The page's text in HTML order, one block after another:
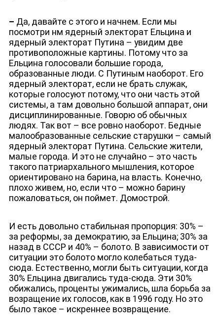
– Да, давайте с этого и начнем. Если мы
посмотри нм ядерный электорат Ельцина и
ядерный электорат Путина – увидим две
противоположные картины. Потому что за
Ельцина голосовали большие города,
образованные люди. С Путиным наоборот. Его
ядерный электорат, если не брать служак,
которые голосуют потому, что они часть этой
системы, а там довольно большой аппарат, они
дисциплинированные. Говорю об обычных
людях. Так вот – все ровно наоборот. Бедные
малообразованные сельские старушки – самый
ядерный электорат Путина. Сельские жители,
малые города. И это не случайно – это часть
такого патриархального мышления, которое
ориентировано на барина, на власть. Конечно,
плохо живем, но, если что – можно барину
пожаловаться, он поймет. Домострой.
И есть довольно стабильная пропорция: 30% –
за реформы, за демократию, за Ельцина; 30% за
назад в СССР и 40% – болото. В зависимости от
ситуации это болото могло колебаться туда-
сюда. Естественно, могли быть ситуации, когда
30% Ельцина двигались туда-сюда. Эти 30%
обижались, проценты ужимались, шла борьба за
возращение их голосов, как в 1996 году. Но это
было такое – искреннее возвращение.